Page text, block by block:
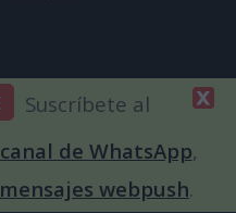
Suscríbete al
canal de WhatsApp,
mensajes webpush.